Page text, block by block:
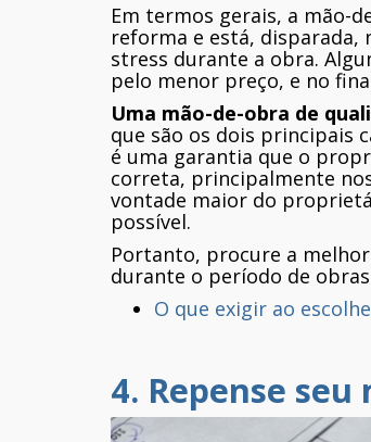
Em termos gerais, a mão-
reforma e está,
stress durante a obra.
pelo menor preço, e no
Uma mão-de-obra de
que são os dois principais
é uma garantia que o
correta, principalmente
vontade maior do
possível.
Portanto, procure a
durante o período de
O que exigir ao
4. Repense